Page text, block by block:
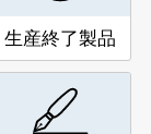
生産終了製品